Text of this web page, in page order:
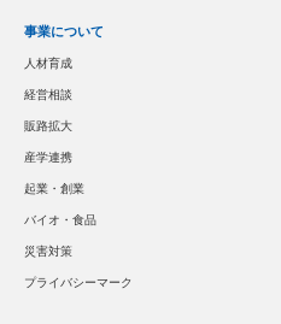
事業について
人材育成
経営相談
販路拡大
産学連携
起業・創業
バイオ・食品
災害対策
プライバシーマーク